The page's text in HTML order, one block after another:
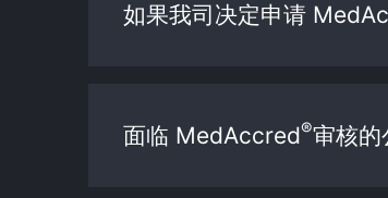
如果我司决定申请
面临 MedAccred®审核